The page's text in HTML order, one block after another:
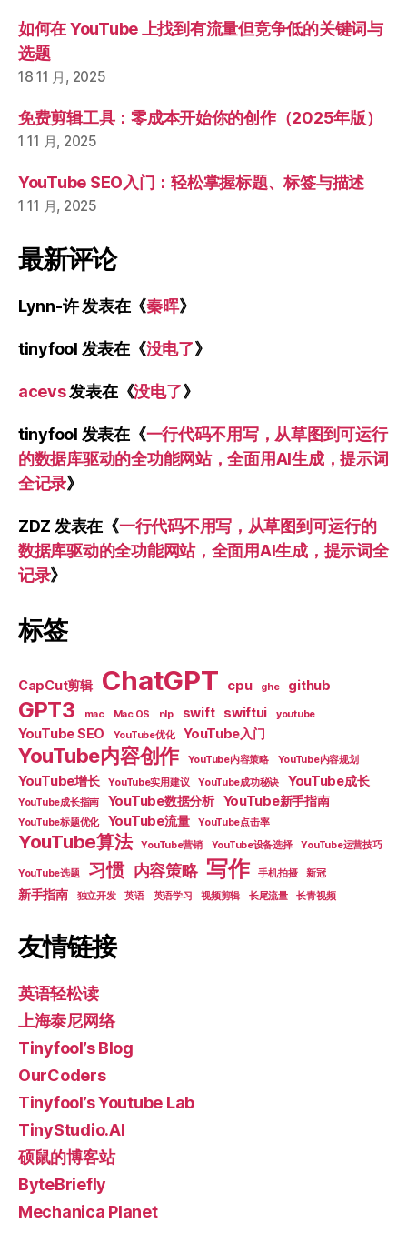
如何在 YouTube 上找到有流量但竞争低的关键词与
选题
18 11 月, 2025
免费剪辑工具：零成本开始你的创作（2025年版）
1 11 月, 2025
YouTube SEO入门：轻松掌握标题、标签与描述
1 11 月, 2025
最新评论
Lynn-许发表在《秦晖》
tinyfool 发表在《没电了》
acevs发表在《没电了》
tinyfool 发表在《一行代码不用写，从草图到可运行
的数据库驱动的全功能网站，全面用AI生成，提示词
全记录》
ZDZ 发表在《一行代码不用写，从草图到可运行的
数据库驱动的全功能网站，全面用AI生成，提示词全
记录》
标签
CapCut剪辑 ChatGPT cpu ghe github
GPT3 mac Mac OS nlp swift swiftui youtube
YouTube SEO YouTube优化 YouTube入门
YouTube内容创作 YouTube内容策略 YouTube内容规划
YouTube增长 YouTube实用建议 YouTube成功秘诀 YouTube成长
YouTube成长指南 YouTube数据分析 YouTube新手指南
YouTube标题优化 YouTube流量 YouTube点击率
YouTube算法 YouTube营销 YouTube设备选择 YouTube运营技巧
YouTube选题 习惯 内容策略 写作 手机拍摄 新冠
新手指南 独立开发 英语 英语学习 视频剪辑 长尾流量 长青视频
友情链接
英语轻松读
上海泰尼网络
Tinyfool’s Blog
OurCoders
Tinyfool’s Youtube Lab
TinyStudio.AI
硕鼠的博客站
ByteBriefly
Mechanica Planet